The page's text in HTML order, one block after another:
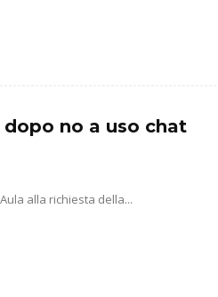
no a uso chat
alla richiesta della...